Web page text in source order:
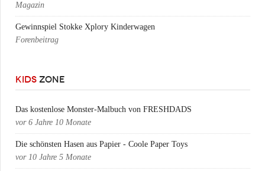
Magazin
Gewinnspiel Stokke Xplory Kinderwagen
Forenbeitrag
KIDS ZONE
Das kostenlose Monster-Malbuch von FRESHDADS
vor 6 Jahre 10 Monate
Die schönsten Hasen aus Papier - Coole Paper Toys
vor 10 Jahre 5 Monate